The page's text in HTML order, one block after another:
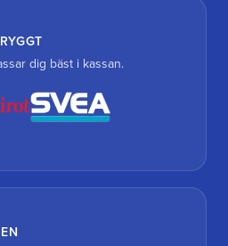
dig bäst i kassan.